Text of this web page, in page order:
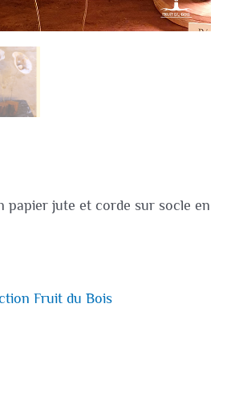
papier jute et corde sur socle en
Fruit du Bois